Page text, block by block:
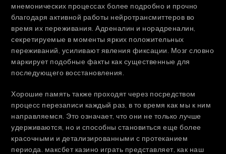
мнемонических процессах более подробно и прочно
благодаря активной работы нейротрансмиттеров во
время их переживания. Адреналин и норадреналин,
секретируемые в моменты ярких положительных
переживаний, усиливают явления фиксации. Мозг словно
маркирует подобные факты как существенные для
последующего восстановления.
Хорошие память также проходят через посредством
процесс перезаписи каждый раз, в то время как мы к ним
направляемся. Это означает, что они не только лучше
удерживаются, но и способны становиться еще более
красочными и детализированными с протеканием
периода. максбет казино играть представляет, как наш